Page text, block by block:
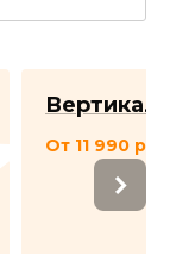
От 11 990